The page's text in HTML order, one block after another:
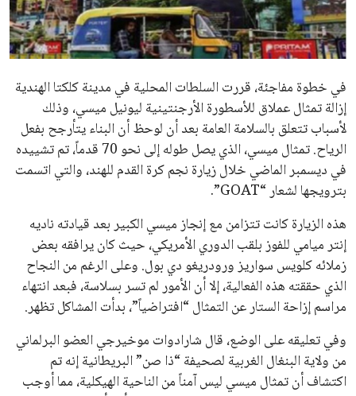
علوم وتكنولوجيا
المرأة والجمال
حوادث
محافظات
عمر إبراهيم منذ 18 أيام
يبدو أن السويسري جياني إنفانتينو في طريقه للاحتفاظ بمنصبه
كرئيس للاتحاد الدولي لكرة القدم “فيفا” لفترة رابعة، بعد أن حصل
على تأييد واسع من أكثر من 200 اتحاد وطني من أصل 211 في
الجمعية العمومية. مما يعزز فرصته للفوز في الانتخابات المقررة عام
2027، ويجعله المرشح الأكثر حظًا حتى الآن.